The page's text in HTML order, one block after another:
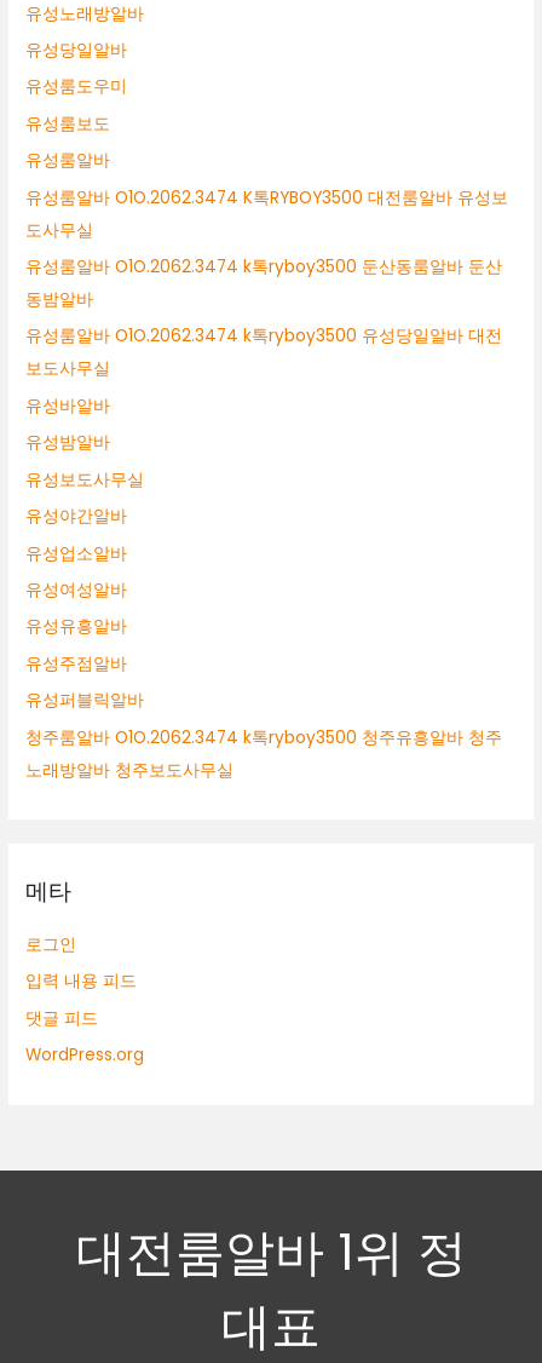
유성노래방알바
유성당일알바
유성룸도우미
유성룸보도
유성룸알바
유성룸알바 O1O.2062.3474 K톡RYBOY3500 대전룸알바 유성보
도사무실
유성룸알바 O1O.2062.3474 k톡ryboy3500 둔산동룸알바 둔산
동밤알바
유성룸알바 O1O.2062.3474 k톡ryboy3500 유성당일알바 대전
보도사무실
유성바알바
유성밤알바
유성보도사무실
유성야간알바
유성업소알바
유성여성알바
유성유흥알바
유성주점알바
유성퍼블릭알바
청주룸알바 O1O.2062.3474 k톡ryboy3500 청주유흥알바 청주
노래방알바 청주보도사무실
메타
로그인
입력 내용 피드
댓글 피드
WordPress.org
대전룸알바 1위 정
대표